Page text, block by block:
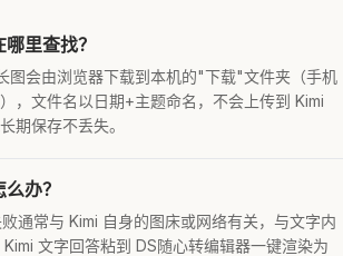
里查找？
图会由浏览器下载到本机的"下载"文件夹（手机
，文件名以日期+主题命名，不会上传到 Kimi
期保存不丢失。
办？
通常与 Kimi 自身的图床或网络有关，与文字内
文字回答粘到 DS随心转编辑器一键渲染为